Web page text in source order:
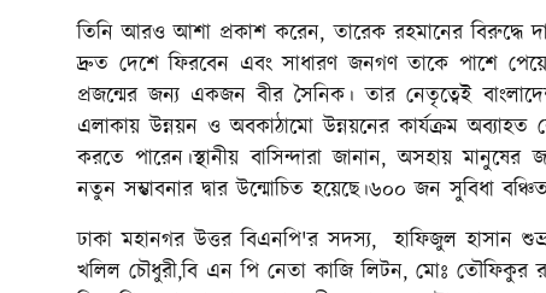
তিনি আরও আশা প্রকাশ করেন, তারেক রহমানের বিরুদ্ধে
দ্রুত দেশে ফিরবেন এবং সাধারণ জনগণ তাকে পাশে
প্রজন্মের জন্য একজন বীর সৈনিক। তার নেতৃত্বেই
এলাকায় উন্নয়ন ও অবকাঠামো উন্নয়নের কার্যক্রম
করতে পারেন।স্থানীয় বাসিন্দারা জানান, অসহায় মানুষের
নতুন সম্ভাবনার দ্বার উন্মোচিত হয়েছে।৬০০ জন সুবিধা
ঢাকা মহানগর উত্তর বিএনপি'র সদস্য, হাফিজুল হাসান
খলিল চৌধুরী,বি এন পি নেতা কাজি লিটন, মোঃ তৌফিকুর